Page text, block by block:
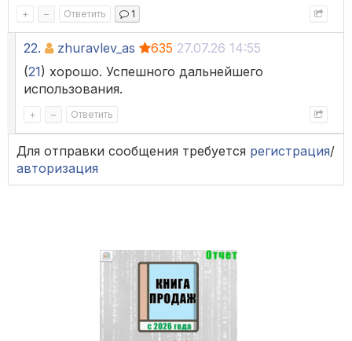
+ – Ответить 1
22. zhuravlev_as 635 27.07.26 14:55
(21) хорошо. Успешного дальнейшего
использования.
+ – Ответить
Для отправки сообщения требуется регистрация/
авторизация